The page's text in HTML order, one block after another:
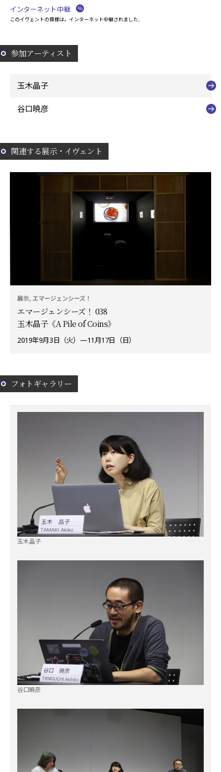
インターネット中継
このイヴェントの模様は，インターネット中継されました．
参加アーティスト
玉木晶子
谷口暁彦
関連する展示・イヴェント
展示, エマージェンシーズ！
エマージェンシーズ！ 038
玉木晶子《A Pile of Coins》
2019年9月3日（火）—11月17日（日）
フォトギャラリー
玉木晶子
谷口暁彦